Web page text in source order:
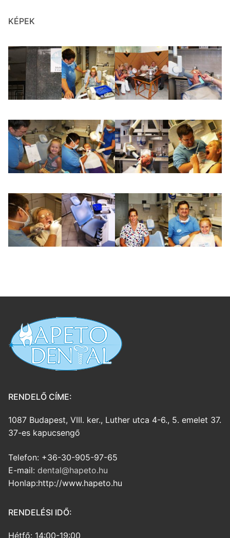
KÉPEK
RENDELŐ CÍME:
1087 Budapest, VIII. ker., Luther utca 4-6., 5. emelet 37.
37-es kapucsengő
Telefon: +36-30-905-97-65
E-mail: dental@hapeto.hu
Honlap:http://www.hapeto.hu
RENDELÉSI IDŐ:
Hétfő: 14:00-19:00